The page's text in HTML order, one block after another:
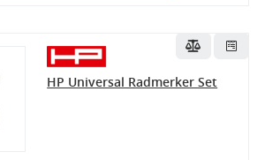
HP Universal Radmerker Set